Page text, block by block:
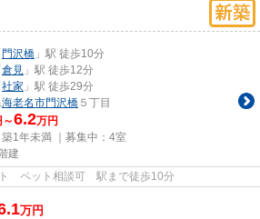
門沢橋 」駅 徒歩10分
倉見 」駅 徒歩12分
社家 」駅 徒歩29分
海老名市門沢橋 ５丁目
6.2万円
1年未満 ｜募集中： 4室
建
ペット相談可 駅まで徒歩10分
万円